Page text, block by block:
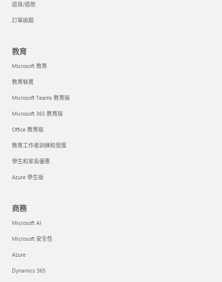
退貨/退款
訂單追蹤
教育
Microsoft 教育
教育裝置
Microsoft Teams 教育版
Microsoft 365 教育版
Office 教育版
教育工作者訓練和發展
學生和家長優惠
Azure 學生版
商務
Microsoft AI
Microsoft 安全性
Azure
Dynamics 365